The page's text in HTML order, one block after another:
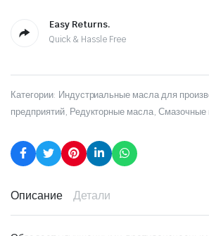
Easy Returns.
Quick & Hassle Free
Категории: Индустриальные масла для
предприятий, Редукторные масла,Смазочные
Описание Детали